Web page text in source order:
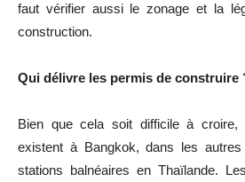
faut vérifier aussi le zonage et la
construction.
Qui délivre les permis de construire
Bien que cela soit difficile à croire,
existent à Bangkok, dans les
stations balnéaires en Thaïlande.